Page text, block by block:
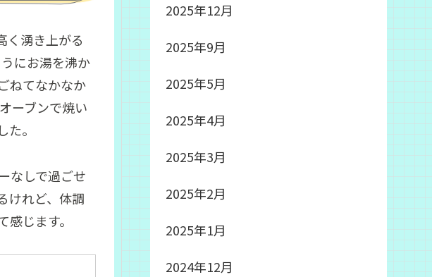
く湧き上がる
にお湯を沸か
ねてなかなか
ーブンで焼い
。
なしで過ごせ
けれど、体調
じます。
2025年12月
2025年9月
2025年5月
2025年4月
2025年3月
2025年2月
2025年1月
2024年12月